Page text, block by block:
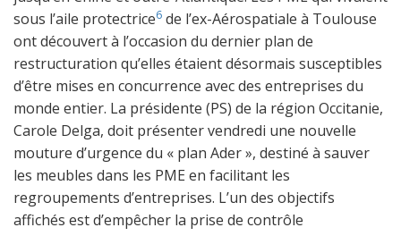
sous l’aile protectrice6 de l’ex-Aérospatiale à Toulouse
ont découvert à l’occasion du dernier plan de
restructuration qu’elles étaient désormais susceptibles
d’être mises en concurrence avec des entreprises du
monde entier. La présidente (PS) de la région Occitanie,
Carole Delga, doit présenter vendredi une nouvelle
mouture d’urgence du « plan Ader », destiné à sauver
les meubles dans les PME en facilitant les
regroupements d’entreprises. L’un des objectifs
affichés est d’empêcher la prise de contrôle